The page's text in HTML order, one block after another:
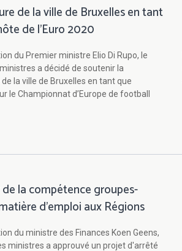
de la ville de Bruxelles en tant
de l'Euro 2020
du Premier ministre Elio Di Rupo, le
a décidé de soutenir la
la ville de Bruxelles en tant que
le Championnat d’Europe de football
la compétence groupes-
d’emploi aux Régions
du ministre des Finances Koen Geens,
ministres a approuvé un projet d'arrêté